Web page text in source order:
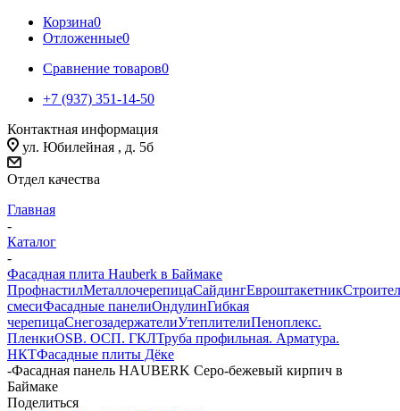
Корзина0
Отложенные0
Сравнение товаров0
+7 (937) 351-14-50
Контактная информация
ул. Юбилейная , д. 5б
Отдел качества
Главная
-
Каталог
-
Фасадная плита Hauberk в Баймаке
ПрофнастилМеталлочерепицаСайдингЕвроштакетник
смесиФасадные панелиОндулинГибкая
черепицаСнегозадержателиУтеплителиПеноплекс.
ПленкиOSB. ОСП. ГКЛТруба профильная. Арматура.
НКТФасадные плиты Дёке
-Фасадная панель HAUBERK Серо-бежевый кирпич в
Баймаке
Поделиться